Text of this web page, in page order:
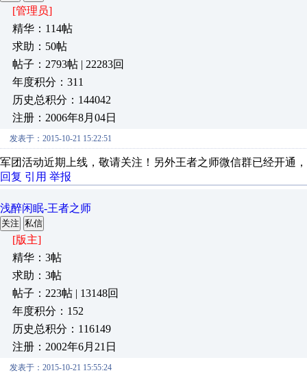
[管理员]
精华：114帖
求助：50帖
帖子：2793帖 | 22283回
年度积分：311
历史总积分：144042
注册：2006年8月04日
发表于：2015-10-21 15:22:51
军团活动近期上线，敬请关注！另外王者之师微信群已经开通
回复 引用 举报
浅醉闲眠-王者之师
关注 私信
[版主]
精华：3帖
求助：3帖
帖子：223帖 | 13148回
年度积分：152
历史总积分：116149
注册：2002年6月21日
发表于：2015-10-21 15:55:24